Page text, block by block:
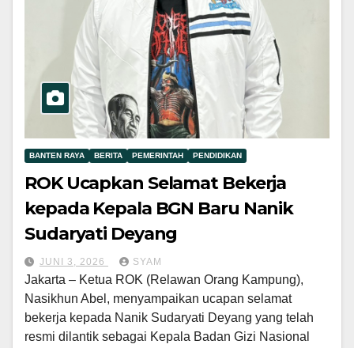
BANTEN RAYA BERITA PEMERINTAH PENDIDIKAN
ROK Ucapkan Selamat Bekerja
kepada Kepala BGN Baru Nanik
Sudaryati Deyang
JUNI 3, 2026 SYAM
Jakarta – Ketua ROK (Relawan Orang Kampung),
Nasikhun Abel, menyampaikan ucapan selamat
bekerja kepada Nanik Sudaryati Deyang yang telah
resmi dilantik sebagai Kepala Badan Gizi Nasional